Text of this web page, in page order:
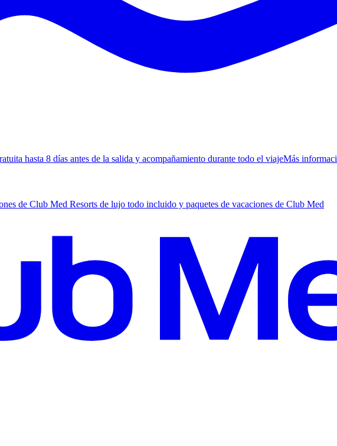
hasta 8 días antes de la salida y acompañamiento durante todo el viajeMás
de Club Med Resorts de lujo todo incluido y paquetes de vacaciones de Club Med